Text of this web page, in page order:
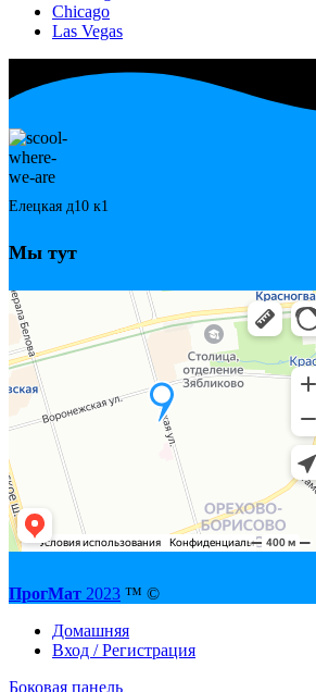
Chicago
Las Vegas
Елецкая д10 к1
Мы тут
ПрогМат 2023 ™ ©
Домашняя
Вход / Регистрация
Боковая панель